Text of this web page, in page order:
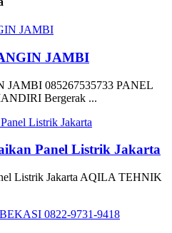
JAMBI
085267535733 PANEL
Bergerak ...
Panel Listrik Jakarta
Listrik Jakarta AQILA TEHNIK